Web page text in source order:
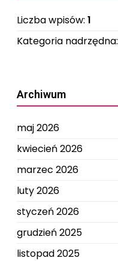
Liczba wpisów: 1
Kategoria nadrzędna:
Archiwum
maj 2026
kwiecień 2026
marzec 2026
luty 2026
styczeń 2026
grudzień 2025
listopad 2025